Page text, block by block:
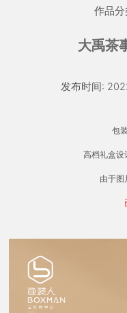
作品分
大禹茶
发布时间:
包
高档礼盒设
由于图